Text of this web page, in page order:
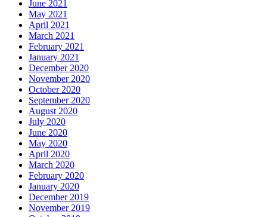
June 2021
May 2021
April 2021
March 2021
February 2021
January 2021
December 2020
November 2020
October 2020
September 2020
August 2020
July 2020
June 2020
May 2020
April 2020
March 2020
February 2020
January 2020
December 2019
November 2019